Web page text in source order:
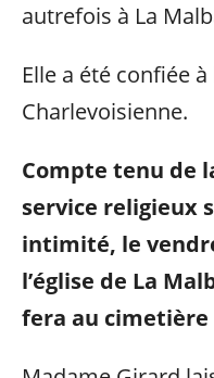
autrefois à La
Elle a été confiée
Charlevoisienne.
Compte tenu de
service religieux
intimité, le
l’église de La
fera au cimetière